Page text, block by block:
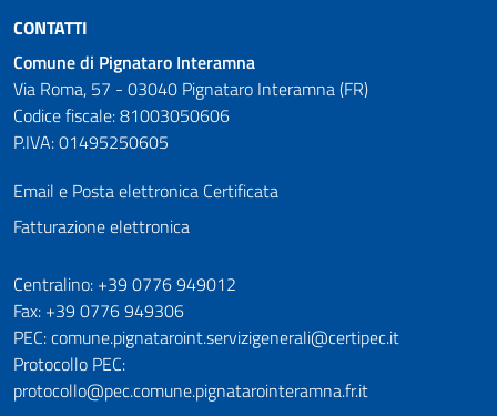
CONTATTI
Comune di Pignataro Interamna
Via Roma, 57 - 03040 Pignataro Interamna (FR)
Codice fiscale: 81003050606
P.IVA: 01495250605
Email e Posta elettronica Certificata
Fatturazione elettronica
Numeri utili
Centralino: +39 0776 949012
Fax: +39 0776 949306
PEC: comune.pignataroint.servizigenerali@certipec.it
Protocollo PEC:
protocollo@pec.comune.pignatarointeramna.fr.it